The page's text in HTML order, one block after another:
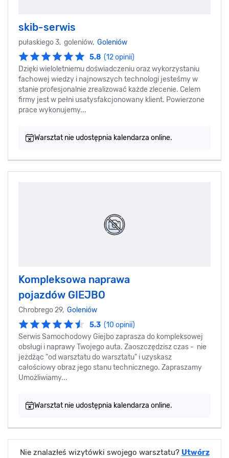
skib-serwis
pułaskiego 3, goleniów, Goleniów
5.8 (12 opinii)
Dzięki wieloletniemu doświadczeniu oraz wykorzystaniu
fachowej wiedzy i najnowszych technologi jesteśmy w
stanie profesjonalnie zrealizować każde zlecenie. Celem
firmy jest w pełni usatysfakcjonowany klient. Powierzone
prace wykonujemy...
Warsztat nie udostępnia kalendarza online.
Kompleksowa naprawa
pojazdów GIEJBO
Chrobrego 29, Goleniów
5.3 (10 opinii)
Serwis Samochodowy Giejbo zaprasza do kompleksowej
obsługi i naprawy Twojego auta. Zaoszczędzisz czas - nie
jeżdżąc "od warsztatu do warsztatu" i uzyskasz
całościowy obraz jego stanu technicznego. Zapraszamy
Umożliwiamy...
Warsztat nie udostępnia kalendarza online.
Nie znalazłeś wizytówki swojego warsztatu? Utwórz